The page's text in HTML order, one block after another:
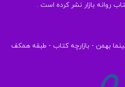
بهمن - بازارچه کتاب - طبقه همکف